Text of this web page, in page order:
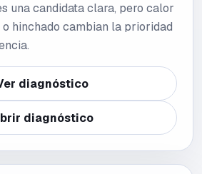
una candidata clara, pero calor
hinchado cambian la prioridad
diagnóstico
diagnóstico